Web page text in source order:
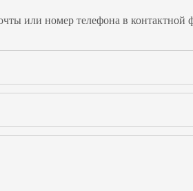
или номер телефона в